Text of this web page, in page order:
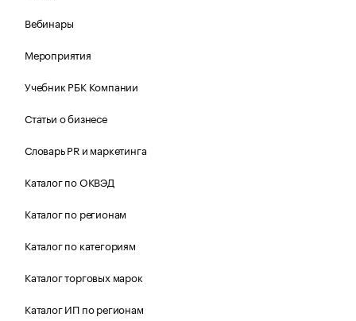
Вебинары
Мероприятия
Учебник РБК Компании
Статьи о бизнесе
Словарь PR и маркетинга
Каталог по ОКВЭД
Каталог по регионам
Каталог по категориям
Каталог торговых марок
Каталог ИП по регионам